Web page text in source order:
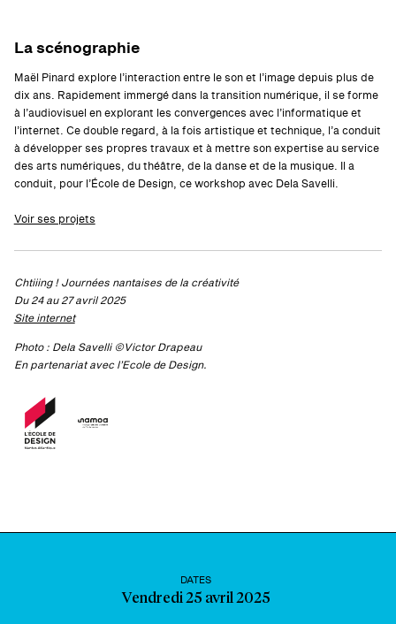
La scénographie
Maël Pinard explore l’interaction entre le son et l’image depuis plus de
dix ans. Rapidement immergé dans la transition numérique, il se forme
à l’audiovisuel en explorant les convergences avec l’informatique et
l’internet. Ce double regard, à la fois artistique et technique, l’a conduit
à développer ses propres travaux et à mettre son expertise au service
des arts numériques, du théâtre, de la danse et de la musique. Il a
conduit, pour l’École de Design, ce workshop avec Dela Savelli.
Voir ses projets
Chtiiing ! Journées nantaises de la créativité
Du 24 au 27 avril 2025
Site internet
Photo : Dela Savelli ©Victor Drapeau
En partenariat avec l’Ecole de Design.
DATES
Vendredi 25 avril 2025